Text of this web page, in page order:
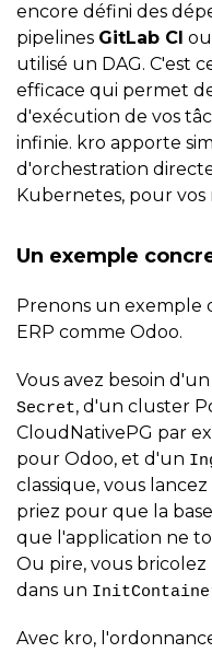
encore défini des
pipelines GitLab CI ou
utilisé un DAG. C'est
efficace qui permet
d'exécution de vos
infinie. kro apporte
d'orchestration
Kubernetes, pour vos
Un exemple
Prenons un exemple
ERP comme Odoo.
Vous avez besoin d'un
Secret, d'un cluster
CloudNativePG par
pour Odoo, et d'un
classique, vous
priez pour que la
que l'application ne
Ou pire, vous
dans un
Avec kro,